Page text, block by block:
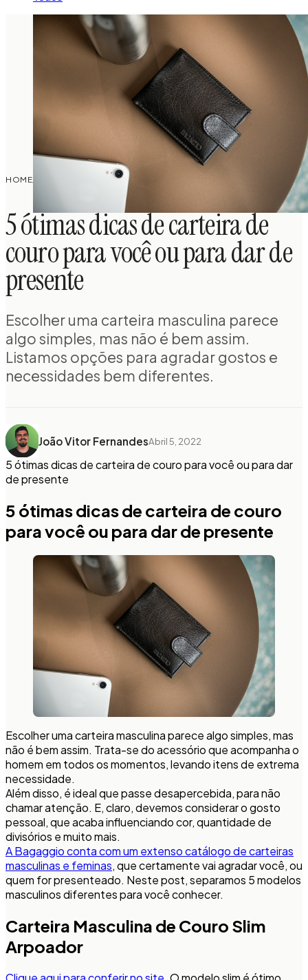
HOME
5 ÓTIMAS DICAS DE CARTEIRA DE COURO PARA
VOCÊ OU PARA DAR DE PRESENTE
5 ótimas dicas de carteira de
couro para você ou para dar de
presente
Escolher uma carteira masculina parece
algo simples, mas não é bem assim.
Listamos opções para agradar gostos e
necessidades bem diferentes.
João Vitor FernandesAbril 5, 2022
5 ótimas dicas de carteira de couro para você ou para dar
de presente
5 ótimas dicas de carteira de couro
para você ou para dar de presente
Escolher uma carteira masculina parece algo simples, mas
não é bem assim. Trata-se do acessório que acompanha o
homem em todos os momentos, levando itens de extrema
necessidade.
Além disso, é ideal que passe desapercebida, para não
chamar atenção. E, claro, devemos considerar o gosto
pessoal, que acaba influenciando cor, quantidade de
divisórios e muito mais.
A Bagaggio conta com um extenso catálogo de carteiras
masculinas e feminas, que certamente vai agradar você, ou
quem for presenteado. Neste post, separamos 5 modelos
masculinos diferentes para você conhecer.
Carteira Masculina de Couro Slim
Arpoador